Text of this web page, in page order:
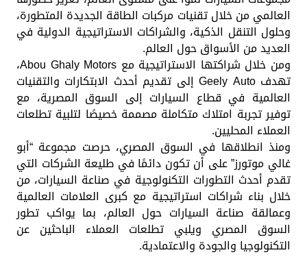
العالمي من خلال تقنيات مركبات الطاقة الجديدة المتطورة،
وحلول التنقل الذكية، والشراكات الاستراتيجية الدولية في
العديد من الأسواق حول العالم.
ومن خلال شراكتها الاستراتيجية مع Abou Ghaly Motors،
تهدف Geely Auto إلى تقديم أحدث الابتكارات والتقنيات
العالمية في قطاع السيارات إلى السوق المصرية، مع
توفير تجربة امتلاك متكاملة مصممة خصيصًا لتلبية تطلعات
العملاء المحليين.
ومنذ انطلاقها في السوق المصري، حرصت مجموعة “أبو
غالي موتورز” على أن تكون دائمًا في طليعة الشركات التي
تقدم أحدث التطورات التكنولوجية في صناعة السيارات، من
خلال بناء شراكات استراتيجية مع كبرى العلامات العالمية
وعمالقة صناعة السيارات حول العالم، بما يواكب تطور
السوق المصري ويلبي تطلعات العملاء الباحثين عن
التكنولوجيا والجودة والاعتمادية.